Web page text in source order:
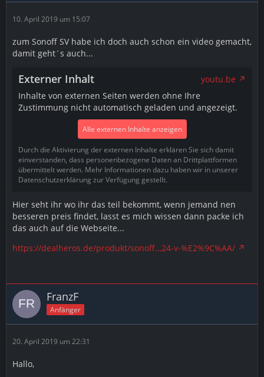
10. April 2019 um 15:07
zum Sonoff SV habe ich doch auch schon ein video gemacht,
damit geht´s auch...
Externer Inhalt
youtu.be
Inhalte von externen Seiten werden ohne Ihre
Zustimmung nicht automatisch geladen und angezeigt.
Alle externen Inhalte anzeigen
Durch die Aktivierung der externen Inhalte erklären Sie sich damit
einverstanden, dass personenbezogene Daten an Drittplattformen
übermittelt werden. Mehr Informationen dazu haben wir in unserer
Datenschutzerklärung zur Verfügung gestellt.
Hier seht ihr wo ihr das teil bekommt, wenn jemand nen
besseren preis findet, lasst es mich wissen dann packe ich
das auch auf die Webseite...
https://dealheros.de/produkt/sonoff…24-v-%E2%9C%AA/
FranzF
Anfänger
20. April 2019 um 22:31
Hallo,